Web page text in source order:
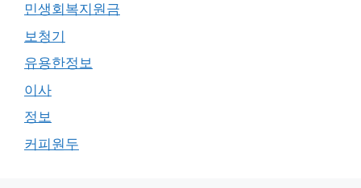
민생회복지원금
보청기
유용한정보
이사
정보
커피원두